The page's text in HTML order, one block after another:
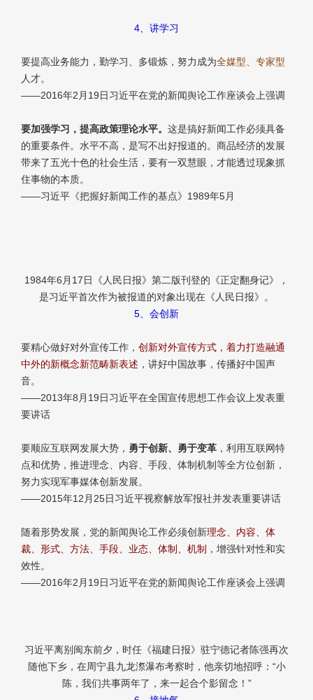
4、讲学习
要提高业务能力，勤学习、多锻炼，努力成为全媒型、专家型
人才。
——2016年2月19日习近平在党的新闻舆论工作座谈会上强调
要加强学习，提高政策理论水平。 这是搞好新闻工作必须具备
的重要条件。水平不高，是写不出好报道的。商品经济的发展
带来了五光十色的社会生活，要有一双慧眼，才能透过现象抓
住事物的本质。
——习近平《把握好新闻工作的基点》1989年5月
1984年6月17日《人民日报》第二版刊登的《正定翻身记》，
是习近平首次作为被报道的对象出现在《人民日报》。
5、会创新
要精心做好对外宣传工作， 创新对外宣传方式，着力打造融通
中外的新概念新范畴新表述 ，讲好中国故事，传播好中国声
音。
——2013年8月19日习近平在全国宣传思想工作会议上发表重
要讲话
要顺应互联网发展大势， 勇于创新、勇于变革 ，利用互联网特
点和优势，推进理念、内容、手段、体制机制等全方位创新，
努力实现军事媒体创新发展。
——2015年12月25日习近平视察解放军报社并发表重要讲话
随着形势发展，党的新闻舆论工作必须创新理念、内容、体
裁、形式、方法、手段、业态、体制、机制， 增强针对性和实
效性。
——2016年2月19日习近平在党的新闻舆论工作座谈会上强调
习近平离别闽东前夕，时任《福建日报》驻宁德记者陈强再次
随他下乡，在周宁县九龙漈瀑布考察时，他亲切地招呼：“小
陈，我们共事两年了，来一起合个影留念！”